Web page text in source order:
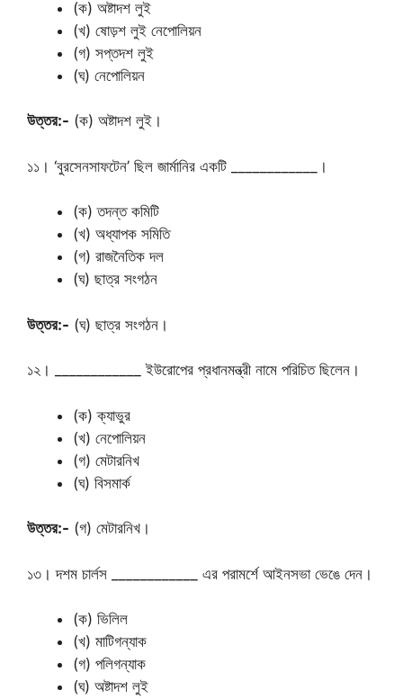
(ক) অষ্টাদশ লুই
(খ) ষোড়শ লুই নেপোলিয়ন
(গ) সপ্তদশ লুই
(ঘ) নেপোলিয়ন
উত্তর:- (ক) অষ্টাদশ লুই।
১১। ‘বুরসেনসাফটেন’ ছিল জার্মানির একটি ____________।
(ক) তদন্ত কমিটি
(খ) অধ্যাপক সমিতি
(গ) রাজনৈতিক দল
(ঘ) ছাত্র সংগঠন
উত্তর:- (ঘ) ছাত্র সংগঠন।
১২। ____________ ইউরোপের প্রধানমন্ত্রী নামে পরিচিত ছিলেন।
(ক) ক্যাভুর
(খ) নেপোলিয়ন
(গ) মেটারনিখ
(ঘ) বিসমার্ক
উত্তর:- (গ) মেটারনিখ।
১৩। দশম চার্লস ____________ এর পরামর্শে আইনসভা ভেঙে দেন।
(ক) ভিলিল
(খ) মাটিগন্যাক
(গ) পলিগন্যাক
(ঘ) অষ্টাদশ লুই